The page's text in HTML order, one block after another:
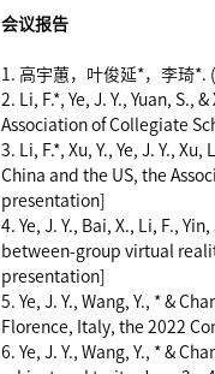
会议报告
1. 高宇蕙，叶俊延*，李琦*.
2. Li, F.*, Ye, J. Y., Yuan,
Association of Collegiate
3. Li, F.*, Xu, Y., Ye, J. Y.,
China and the US, the
presentation]
4. Ye, J. Y., Bai, X., Li, F.,
between-group virtual
presentation]
5. Ye, J. Y., Wang, Y., * &
Florence, Italy, the 2022
6. Ye, J. Y., Wang, Y., * &